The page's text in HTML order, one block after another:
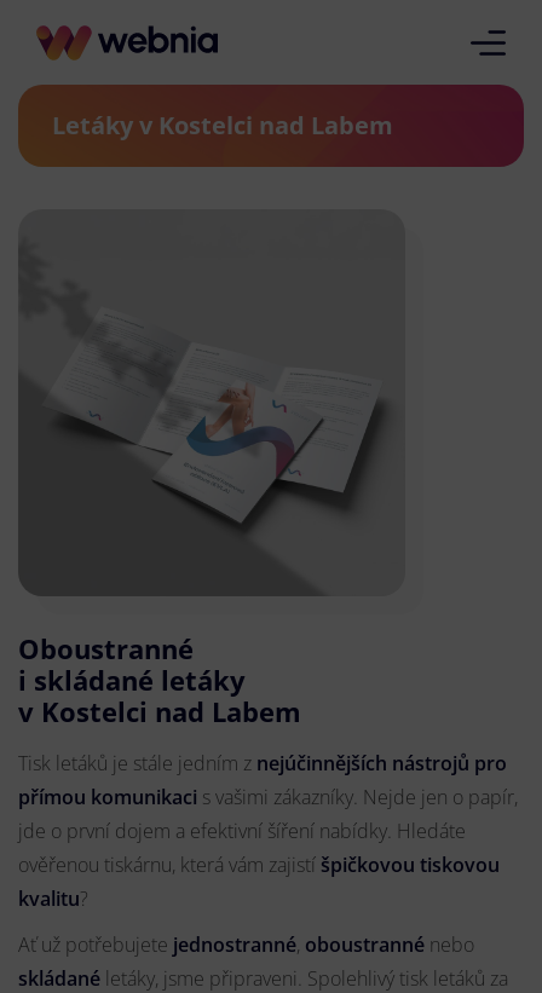
Letáky v Kostelci nad Labem
Oboustranné
i skládané letáky
v Kostelci nad Labem
Tisk letáků je stále jedním z nejúčinnějších nástrojů pro
přímou komunikaci s vašimi zákazníky. Nejde jen o papír,
jde o první dojem a efektivní šíření nabídky. Hledáte
ověřenou tiskárnu, která vám zajistí špičkovou tiskovou
kvalitu?
Ať už potřebujete jednostranné, oboustranné nebo
skládané letáky, jsme připraveni. Spolehlivý tisk letáků za